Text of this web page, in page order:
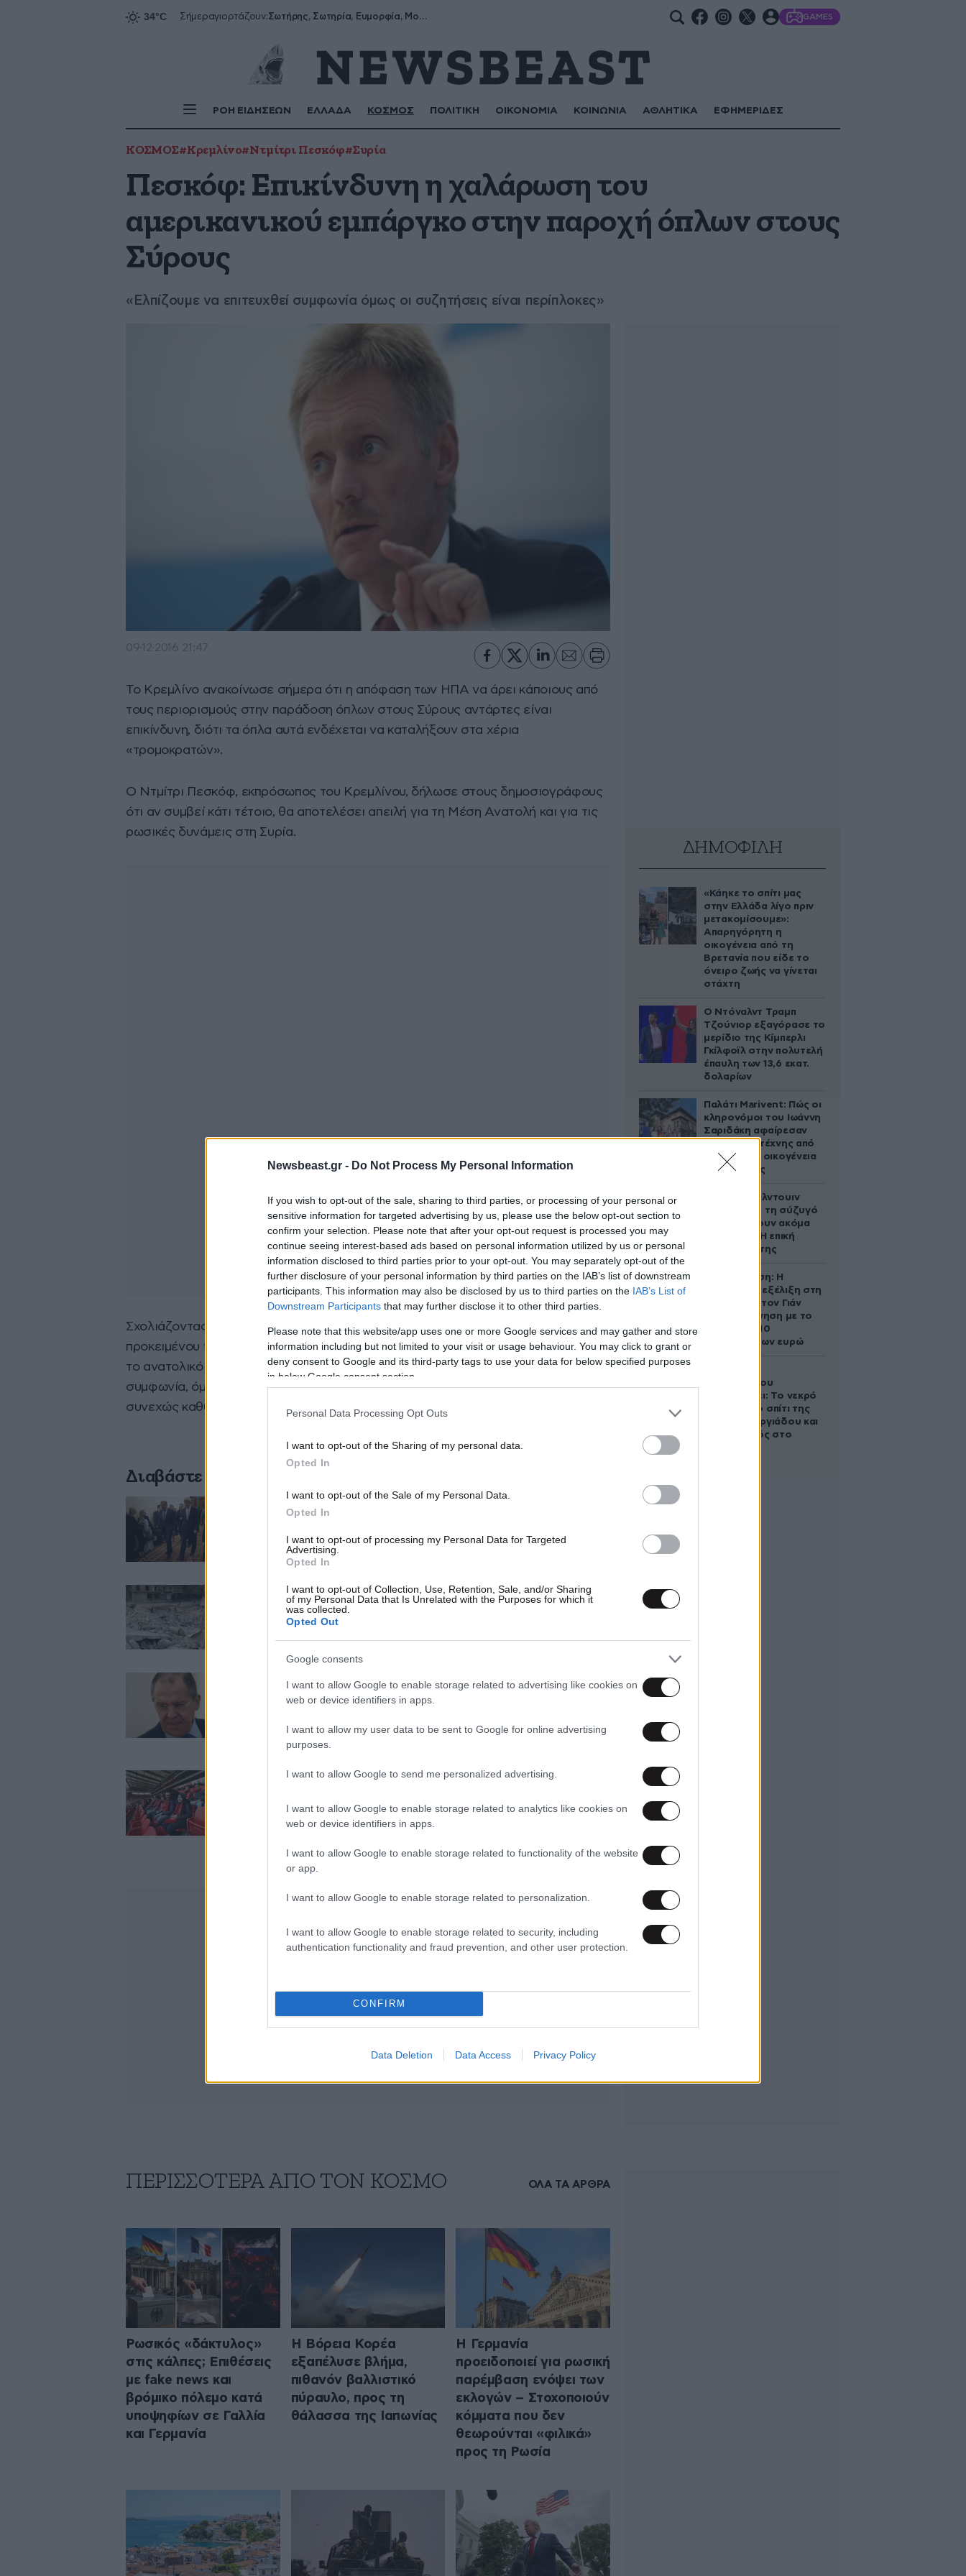
Newsbeast.gr - Do Not Process My Personal Information
If you wish to opt-out of the sale, sharing to third parties, or processing of your personal or
sensitive information for targeted advertising by us, please use the below opt-out section to
confirm your selection. Please note that after your opt-out request is processed you may
continue seeing interest-based ads based on personal information utilized by us or personal
information disclosed to third parties prior to your opt-out. You may separately opt-out of the
further disclosure of your personal information by third parties on the IAB’s list of downstream
participants. This information may also be disclosed by us to third parties on the IAB’s List of
Downstream Participants that may further disclose it to other third parties.
Please note that this website/app uses one or more Google services and may gather and store
information including but not limited to your visit or usage behaviour. You may click to grant or
deny consent to Google and its third-party tags to use your data for below specified purposes
in below Google consent section.
Personal Data Processing Opt Outs
I want to opt-out of the Sharing of my personal data.
Opted In
I want to opt-out of the Sale of my Personal Data.
Opted In
I want to opt-out of processing my Personal Data for Targeted
Advertising.
Opted In
I want to opt-out of Collection, Use, Retention, Sale, and/or Sharing
of my Personal Data that Is Unrelated with the Purposes for which it
was collected.
Opted Out
Google consents
I want to allow Google to enable storage related to advertising like cookies on
web or device identifiers in apps.
I want to allow my user data to be sent to Google for online advertising
purposes.
I want to allow Google to send me personalized advertising.
I want to allow Google to enable storage related to analytics like cookies on
web or device identifiers in apps.
I want to allow Google to enable storage related to functionality of the website
or app.
I want to allow Google to enable storage related to personalization.
I want to allow Google to enable storage related to security, including
authentication functionality and fraud prevention, and other user protection.
CONFIRM
Data Deletion Data Access Privacy Policy
Σήμεραγιορτάζουν: Σωτήρης, Σωτηρία, Ευμορφία, Μορφούλα GAMES
ΡΟΗ ΕΙΔΗΣΕΩΝ ΕΛΛΑΔΑ ΚΟΣΜΟΣ ΠΟΛΙΤΙΚΗ ΟΙΚΟΝΟΜΙΑ ΚΟΙΝΩΝΙΑ ΑΘΛΗΤΙΚΑ ΕΦΗΜΕΡΙΔΕΣ
ΚΟΣΜΟΣ#Κρεμλίνο#Ντμίτρι Πεσκόφ#Συρία
Πεσκόφ: Επικίνδυνη η χαλάρωση του
αμερικανικού εμπάργκο στην παροχή όπλων στους
Σύρους
«Ελπίζουμε να επιτευχθεί συμφωνία όμως οι συζητήσεις είναι περίπλοκες»
09·12·2016 21:47
Το Κρεμλίνο ανακοίνωσε σήμερα ότι η απόφαση των ΗΠΑ να άρει κάποιους από
τους περιορισμούς στην παράδοση όπλων στους Σύρους αντάρτες είναι
επικίνδυνη, διότι τα όπλα αυτά ενδέχεται να καταλήξουν στα χέρια
«τρομοκρατών».
Ο Ντμίτρι Πεσκόφ, εκπρόσωπος του Κρεμλίνου, δήλωσε στους δημοσιογράφους
ότι αν συμβεί κάτι τέτοιο, θα αποτελέσει απειλή για τη Μέση Ανατολή και για τις
ρωσικές δυνάμεις στη Συρία.
Σχολιάζοντας τις ρωσοαμερικανικές προσπάθειες για την επίτευξη συμφωνίας
προκειμένου να διευκολυνθεί η ασφαλής απομάκρυνση των Σύρων ανταρτών από
το ανατολικό Χαλέπι, ο Πεσκόφ επεσήμανε ότι το Κρεμλίνο ελπίζει να επιτευχθεί
συμφωνία, όμως πρόσθεσε ότι οι συζητήσεις για το θέμα είναι περίπλοκες και
συνεχώς καθυστερούν εξαιτίας των αποφάσεων των ΗΠΑ.
Διαβάστε σχετικά
Απορρίπτει κάθε εκεχειρία στο Χαλέπι η συριακή κυβέρνηση
Λαβρόφ: Ο συριακός στρατός διέκοψε τις επιχειρήσεις του στο
Καραϊσκάκη
ΔΗΜΟΦΙΛΗ
«Κάηκε το σπίτι μας
στην Ελλάδα λίγο πριν
μετακομίσουμε»:
Απαρηγόρητη η
οικογένεια από τη
Βρετανία που είδε το
όνειρο ζωής να γίνεται
στάχτη
Ο Ντόναλντ Τραμπ
Τζούνιορ εξαγόρασε το
μερίδιο της Κίμπερλι
Γκίλφοϊλ στην πολυτελή
έπαυλη των 13,6 εκατ.
δολαρίων
Παλάτι Marivent: Πώς οι
κληρονόμοι του Ιωάννη
Σαριδάκη αφαίρεσαν
1.300 έργα τέχνης από
τη βασιλική οικογένεια
της Ισπανίας
Ο Άλεκ Μπάλντουιν
ζήτησε από τη σύζυγό
του να κάνουν ακόμα
ένα παιδί – Η επική
αντίδρασή της
Αθηνά Ωνάση: Η
απρόσμενη εξέλιξη στη
διαμάχη με τον Γιάν
Τοπς – Η κίνηση με το
άλογο των 10
εκατομμυρίων ευρώ
Τζώρτζογλου
αποκαλύπτει: Το νεκρό
έμβρυο στο σπίτι της
Μαρίας Γεωργιάδου και
ο εγκλεισμός στο
ΠΕΡΙΣΣΟΤΕΡΑ ΑΠΟ ΤΟΝ ΚΟΣΜΟ ΟΛΑ ΤΑ ΑΡΘΡΑ
Ρωσικός «δάκτυλος»
στις κάλπες; Επιθέσεις
με fake news και
βρόμικο πόλεμο κατά
υποψηφίων σε Γαλλία
και Γερμανία
Η Βόρεια Κορέα
εξαπέλυσε βλήμα,
πιθανόν βαλλιστικό
πύραυλο, προς τη
θάλασσα της Ιαπωνίας
Η Γερμανία
προειδοποιεί για ρωσική
παρέμβαση ενόψει των
εκλογών – Στοχοποιούν
κόμματα που δεν
θεωρούνται «φιλικά»
προς τη Ρωσία